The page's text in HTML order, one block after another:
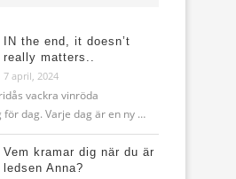
IN the end, it doesn’t
really matters..
7 april, 2024
vackra vinröda
dag. Varje dag är en ny …
Vem kramar dig när du är
ledsen Anna?